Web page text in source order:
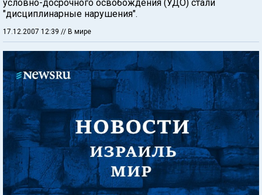
условно-досрочного освобождения (УДО) стали
"дисциплинарные нарушения".
17.12.2007 12:39 // В мире